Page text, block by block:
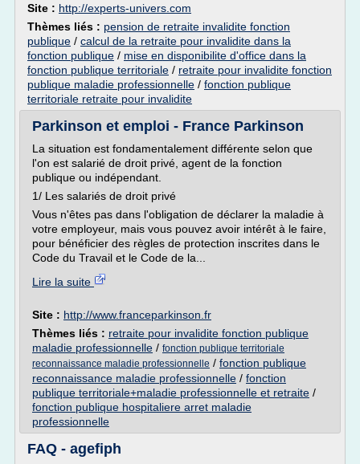
Site : http://experts-univers.com
Thèmes liés : pension de retraite invalidite fonction
publique / calcul de la retraite pour invalidite dans la
fonction publique / mise en disponibilite d'office dans la
fonction publique territoriale / retraite pour invalidite fonction
publique maladie professionnelle / fonction publique
territoriale retraite pour invalidite
Parkinson et emploi - France Parkinson
La situation est fondamentalement différente selon que
l'on est salarié de droit privé, agent de la fonction
publique ou indépendant.
1/ Les salariés de droit privé
Vous n'êtes pas dans l'obligation de déclarer la maladie à
votre employeur, mais vous pouvez avoir intérêt à le faire,
pour bénéficier des règles de protection inscrites dans le
Code du Travail et le Code de la...
Lire la suite
Site : http://www.franceparkinson.fr
Thèmes liés : retraite pour invalidite fonction publique
maladie professionnelle / fonction publique territoriale
reconnaissance maladie professionnelle / fonction publique
reconnaissance maladie professionnelle / fonction
publique territoriale+maladie professionnelle et retraite /
fonction publique hospitaliere arret maladie
professionnelle
FAQ - agefiph